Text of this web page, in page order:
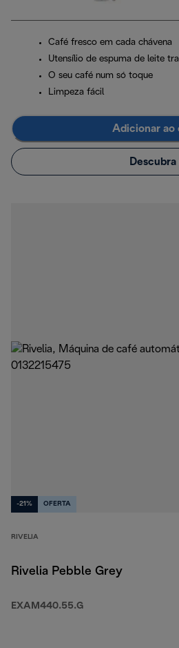
Café fresco em cada chávena
Utensílio de espuma de leite
O seu café num só toque
Limpeza fácil
Adicionar ao
Descubra
-21% OFERTA
RIVELIA
Rivelia Pebble Grey
EXAM440.55.G